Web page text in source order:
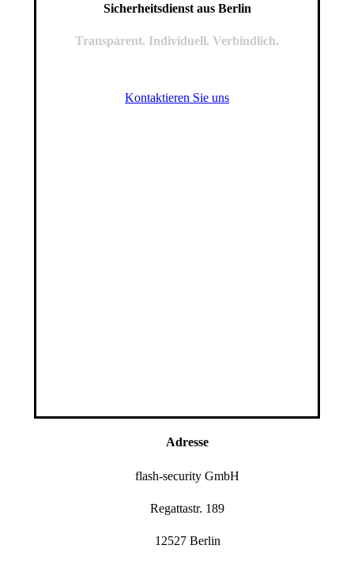
Sicherheitsdienst aus Berlin
Transparent. Individuell. Verbindlich.
Kontaktieren Sie uns
Adresse
flash-security GmbH
Regattastr. 189
12527 Berlin